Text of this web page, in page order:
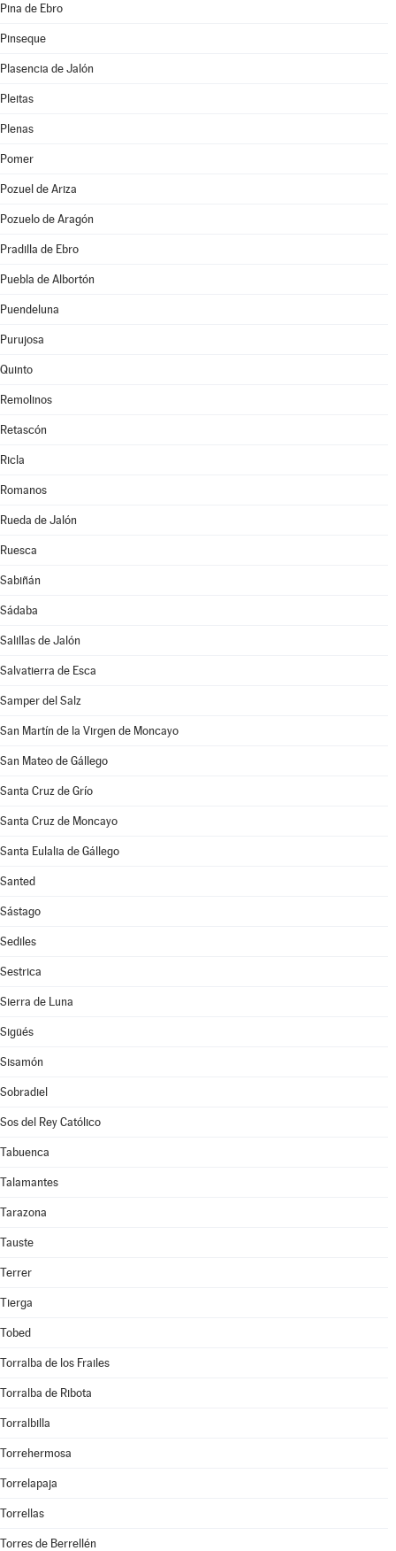
Pina de Ebro
Pinseque
Plasencia de Jalón
Pleitas
Plenas
Pomer
Pozuel de Ariza
Pozuelo de Aragón
Pradilla de Ebro
Puebla de Albortón
Puendeluna
Purujosa
Quinto
Remolinos
Retascón
Ricla
Romanos
Rueda de Jalón
Ruesca
Sabiñán
Sádaba
Salillas de Jalón
Salvatierra de Esca
Samper del Salz
San Martín de la Virgen de Moncayo
San Mateo de Gállego
Santa Cruz de Grío
Santa Cruz de Moncayo
Santa Eulalia de Gállego
Santed
Sástago
Sediles
Sestrica
Sierra de Luna
Sigüés
Sisamón
Sobradiel
Sos del Rey Católico
Tabuenca
Talamantes
Tarazona
Tauste
Terrer
Tierga
Tobed
Torralba de los Frailes
Torralba de Ribota
Torralbilla
Torrehermosa
Torrelapaja
Torrellas
Torres de Berrellén